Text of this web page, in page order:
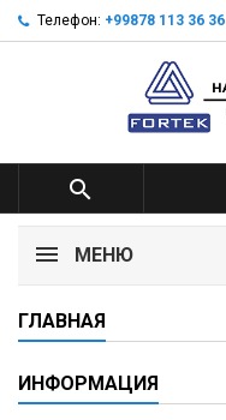
Телефон: +99878 113 36 36

МЕНЮ
ГЛАВНАЯ
ИНФОРМАЦИЯ